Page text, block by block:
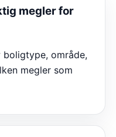
megler for
boligtype, område,
megler som